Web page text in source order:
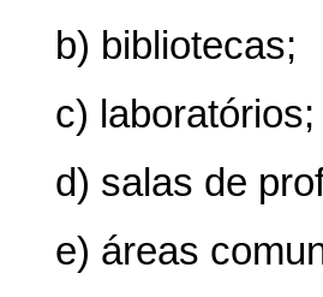
b) bibliotecas;
c) laboratórios;
d) salas de
e) áreas